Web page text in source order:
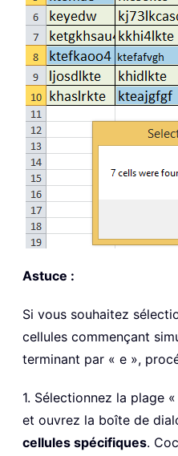
Astuce :
Si vous souhaitez
cellules commençant
terminant par « e »,
1. Sélectionnez la plage
et ouvrez la boîte de
cellules spécifiques.